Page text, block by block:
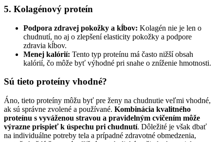
5. Kolagénový proteín
Podpora zdravej pokožky a kĺbov: Kolagén nie je len o
chudnutí, no aj o zlepšení elasticity pokožky a podpore
zdravia kĺbov.
Menej kalórií: Tento typ proteínu má často nižší obsah
kalórií, čo môže byť výhodné pri snahe o zníženie hmotnosti.
Sú tieto proteíny vhodné?
Áno, tieto proteíny môžu byť pre ženy na chudnutie veľmi vhodné,
ak sú správne zvolené a používané. Kombinácia kvalitného
proteínu s vyváženou stravou a pravidelným cvičením môže
výrazne prispieť k úspechu pri chudnutí. Dôležité je však dbať
na individuálne potreby tela a prípadné zdravotné obmedzenia,